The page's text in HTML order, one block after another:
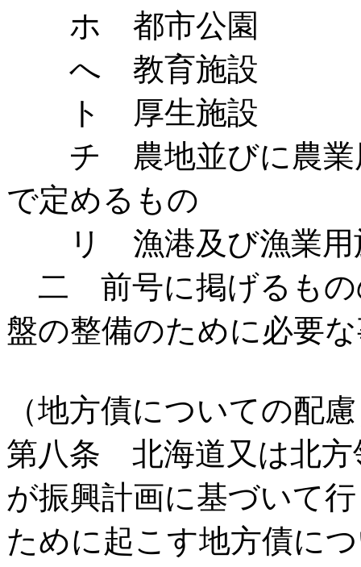
ホ 都市公園
へ 教育施設
ト 厚生施設
チ 農地並びに農業
で定めるもの
リ 漁港及び漁業用
二 前号に掲げるもの
盤の整備のために必要
（地方債についての配
第八条 北海道又は北方
が振興計画に基づいて
ために起こす地方債に